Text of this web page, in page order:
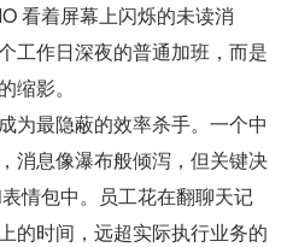
看着屏幕上闪烁的未读消
工作日深夜的普通加班，而是
缩影。
为最隐蔽的效率杀手。一个中
消息像瀑布般倾泻，但关键决
表情包中。员工花在翻聊天记
的时间，远超实际执行业务的